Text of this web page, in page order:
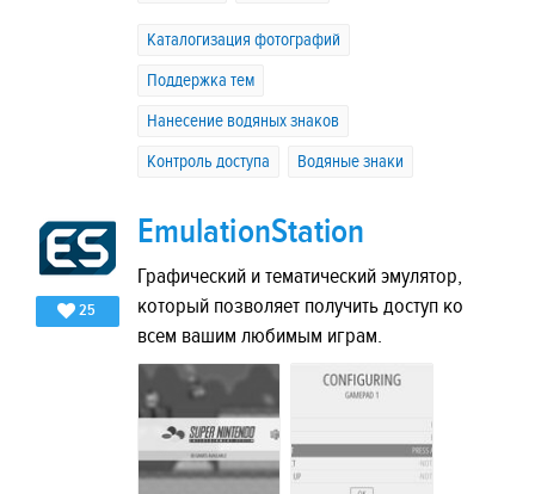
Каталогизация фотографий
Поддержка тем
Нанесение водяных знаков
Контроль доступа
Водяные знаки
25
EmulationStation
Графический и тематический эмулятор,
который позволяет получить доступ ко
всем вашим любимым играм.